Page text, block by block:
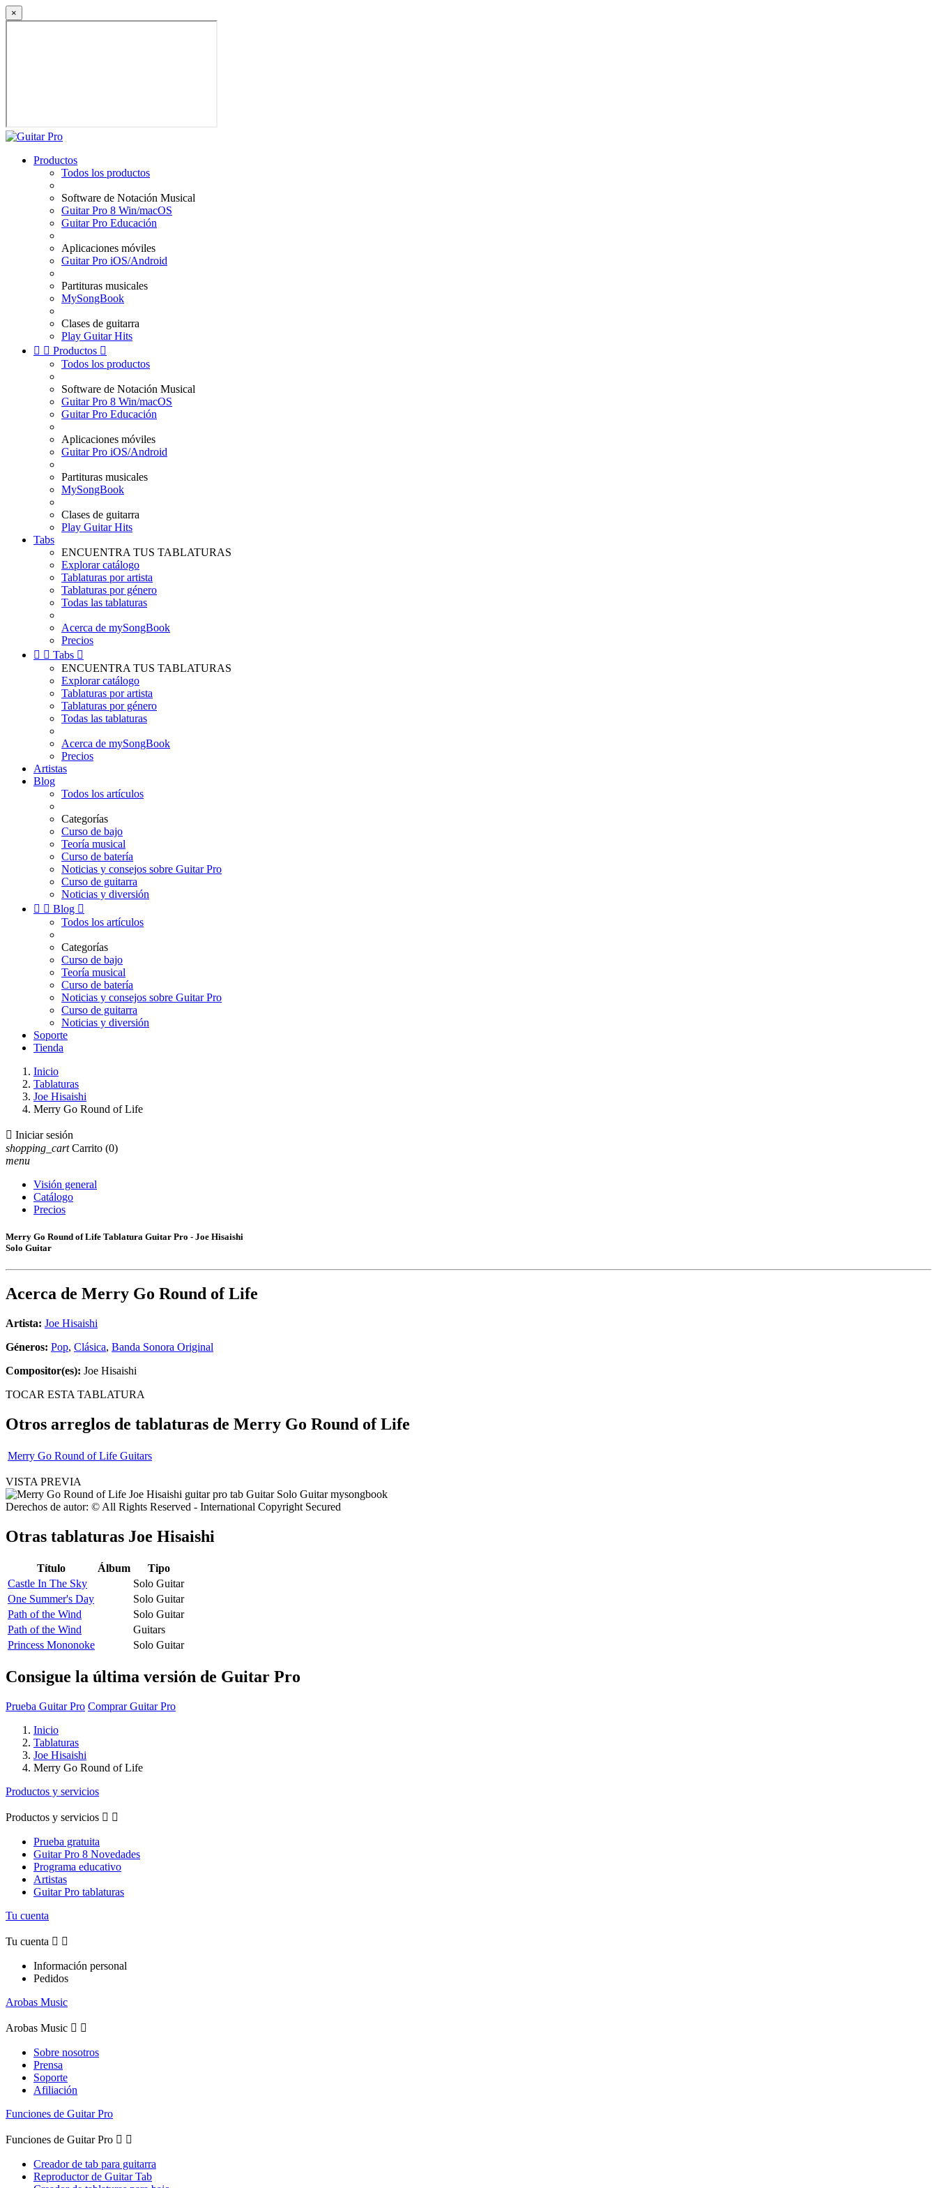
×
Productos
Todos los productos
Software de Notación Musical
Guitar Pro 8 Win/macOS
Guitar Pro Educación
Aplicaciones móviles
Guitar Pro iOS/Android
Partituras musicales
MySongBook
Clases de guitarra
Play Guitar Hits
  Productos 
Todos los productos
Software de Notación Musical
Guitar Pro 8 Win/macOS
Guitar Pro Educación
Aplicaciones móviles
Guitar Pro iOS/Android
Partituras musicales
MySongBook
Clases de guitarra
Play Guitar Hits
Tabs
ENCUENTRA TUS TABLATURAS
Explorar catálogo
Tablaturas por artista
Tablaturas por género
Todas las tablaturas
Acerca de mySongBook
Precios
  Tabs 
ENCUENTRA TUS TABLATURAS
Explorar catálogo
Tablaturas por artista
Tablaturas por género
Todas las tablaturas
Acerca de mySongBook
Precios
Artistas
Blog
Todos los artículos
Categorías
Curso de bajo
Teoría musical
Curso de batería
Noticias y consejos sobre Guitar Pro
Curso de guitarra
Noticias y diversión
  Blog 
Todos los artículos
Categorías
Curso de bajo
Teoría musical
Curso de batería
Noticias y consejos sobre Guitar Pro
Curso de guitarra
Noticias y diversión
Soporte
Tienda
Inicio
Tablaturas
Joe Hisaishi
Merry Go Round of Life
 Iniciar sesión
shopping_cart Carrito (0)
menu
Visión general
Catálogo
Precios
Merry Go Round of Life Tablatura Guitar Pro - Joe Hisaishi
Solo Guitar
Acerca de Merry Go Round of Life
Artista: Joe Hisaishi
Géneros: Pop, Clásica, Banda Sonora Original
Compositor(es): Joe Hisaishi
TOCAR ESTA TABLATURA
Otros arreglos de tablaturas de Merry Go Round of Life
Merry Go Round of Life Guitars
VISTA PREVIA
Derechos de autor: © All Rights Reserved - International Copyright Secured
Otras tablaturas Joe Hisaishi
Título Álbum
Tipo
Castle In The Sky
Solo Guitar
One Summer's Day
Solo Guitar
Path of the Wind
Solo Guitar
Path of the Wind
Guitars
Princess Mononoke
Solo Guitar
Consigue la última versión de Guitar Pro
Prueba Guitar Pro Comprar Guitar Pro
Inicio
Tablaturas
Joe Hisaishi
Merry Go Round of Life
Productos y servicios
Productos y servicios  
Prueba gratuita
Guitar Pro 8 Novedades
Programa educativo
Artistas
Guitar Pro tablaturas
Tu cuenta
Tu cuenta  
Información personal
Pedidos
Arobas Music
Arobas Music  
Sobre nosotros
Prensa
Soporte
Afiliación
Funciones de Guitar Pro
Funciones de Guitar Pro  
Creador de tab para guitarra
Reproductor de Guitar Tab